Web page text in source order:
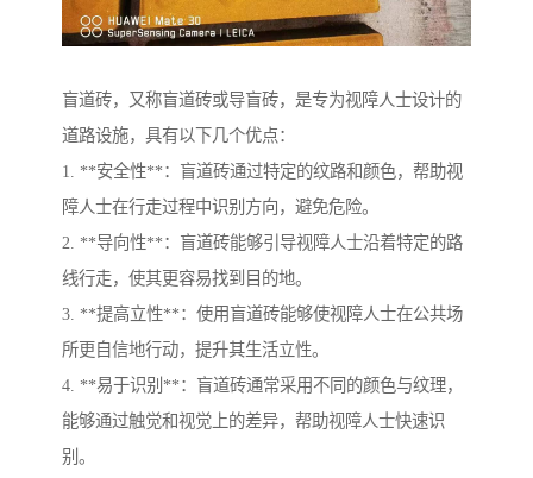
盲道砖，又称盲道砖或导盲砖，是专为视障人士设计的
道路设施，具有以下几个优点：
1. **安全性**：盲道砖通过特定的纹路和颜色，帮助视
障人士在行走过程中识别方向，避免危险。
2. **导向性**：盲道砖能够引导视障人士沿着特定的路
线行走，使其更容易找到目的地。
3. **提高立性**：使用盲道砖能够使视障人士在公共场
所更自信地行动，提升其生活立性。
4. **易于识别**：盲道砖通常采用不同的颜色与纹理，
能够通过触觉和视觉上的差异，帮助视障人士快速识
别。